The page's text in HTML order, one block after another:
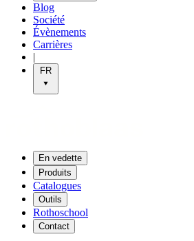
Blog
Société
Évènements
Carrières
|
FR
En vedette
Produits
Catalogues
Outils
Rothoschool
Contact